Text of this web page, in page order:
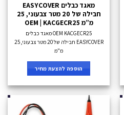
מאגד כבלים EASYCOVER
חבילה של 20 מטר צבעוני, 25
מ”מ OEM | KACGECR25
OEM KACGECR25 מאגד כבלים
EASYCOVER חבילה של 20 מטר צבעוני, 25
מ"מ
הוספה להצעת מחיר